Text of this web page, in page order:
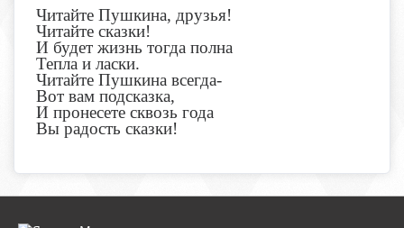
Читайте Пушкина, друзья!
Читайте сказки!
И будет жизнь тогда полна
Тепла и ласки.
Читайте Пушкина всегда-
Вот вам подсказка,
И пронесете сквозь года
Вы радость сказки!